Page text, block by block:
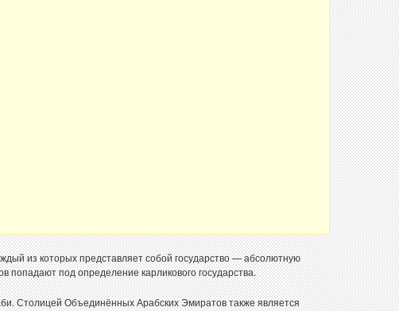
из которых представляет собой государство — абсолютную
под определение карликового государства.
Столицей Объединённых Арабских Эмиратов также является